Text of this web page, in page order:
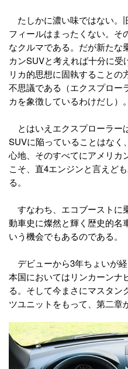
たしかに濃い味ではない。
フィールはまったくない。そ
なクルマである。だが新たな
カンSUVと考えれば十分に受
リカ的思想に固執することの
不思議である（エクスプロー
カを象徴しているわけだし）。
とはいえエクスプローラー
SUVに陥っていることはなく
心地、そのすべてにアメリカ
こそ、直4エンジンと言えど
る。
すなわち、エコブーストに
動車史に燦然と輝く歴史的名
いう機会でもあるのである。
デビューから3年ちょいが経
本国においてはリンカーンナ
る。そして今まさにマスタン
ツユニットをもって、第二章